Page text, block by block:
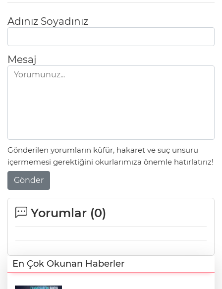
Adınız Soyadınız
Mesaj
Gönderilen yorumların küfür, hakaret ve suç unsuru
içermemesi gerektiğini okurlarımıza önemle hatırlatırız!
Gönder
Yorumlar (0)
En Çok Okunan Haberler